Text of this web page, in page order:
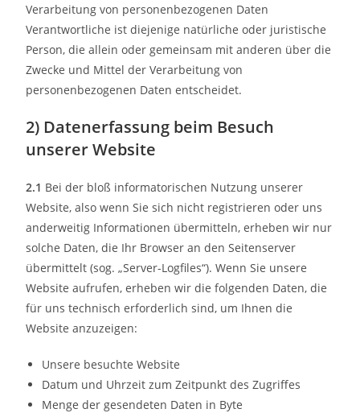
Verarbeitung von personenbezogenen Daten
Verantwortliche ist diejenige natürliche oder juristische
Person, die allein oder gemeinsam mit anderen über die
Zwecke und Mittel der Verarbeitung von
personenbezogenen Daten entscheidet.
2) Datenerfassung beim Besuch
unserer Website
2.1 Bei der bloß informatorischen Nutzung unserer
Website, also wenn Sie sich nicht registrieren oder uns
anderweitig Informationen übermitteln, erheben wir nur
solche Daten, die Ihr Browser an den Seitenserver
übermittelt (sog. „Server-Logfiles“). Wenn Sie unsere
Website aufrufen, erheben wir die folgenden Daten, die
für uns technisch erforderlich sind, um Ihnen die
Website anzuzeigen:
Unsere besuchte Website
Datum und Uhrzeit zum Zeitpunkt des Zugriffes
Menge der gesendeten Daten in Byte